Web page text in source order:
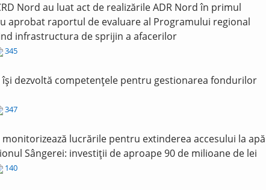
Nord au luat act de realizările ADR Nord în primul
aprobat raportul de evaluare al Programului regional
infrastructura de sprijin a afacerilor
345
își dezvoltă competențele pentru gestionarea fondurilor
347
monitorizează lucrările pentru extinderea accesului la apă
Sângerei: investiții de aproape 90 de milioane de lei
140